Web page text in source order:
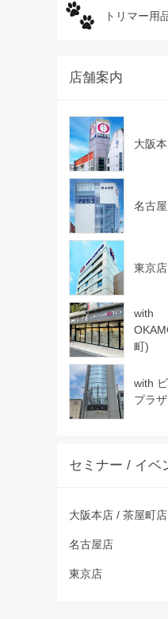
トリマー用
店舗案内
大阪
名古
東京店
with
町)
with
プラ
セミナー / イベ
大阪本店 / 茶屋町店
名古屋店
東京店